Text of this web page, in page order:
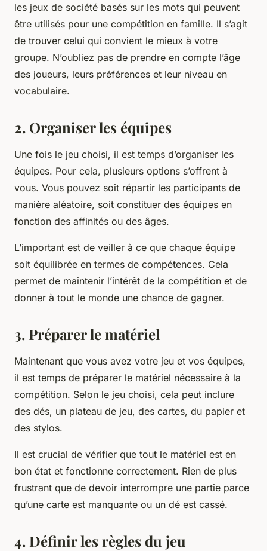
les jeux de société basés sur les mots qui peuvent
être utilisés pour une compétition en famille. Il s’agit
de trouver celui qui convient le mieux à votre
groupe. N’oubliez pas de prendre en compte l’âge
des joueurs, leurs préférences et leur niveau en
vocabulaire.
2. Organiser les équipes
Une fois le jeu choisi, il est temps d’organiser les
équipes. Pour cela, plusieurs options s’offrent à
vous. Vous pouvez soit répartir les participants de
manière aléatoire, soit constituer des équipes en
fonction des affinités ou des âges.
L’important est de veiller à ce que chaque équipe
soit équilibrée en termes de compétences. Cela
permet de maintenir l’intérêt de la compétition et de
donner à tout le monde une chance de gagner.
3. Préparer le matériel
Maintenant que vous avez votre jeu et vos équipes,
il est temps de préparer le matériel nécessaire à la
compétition. Selon le jeu choisi, cela peut inclure
des dés, un plateau de jeu, des cartes, du papier et
des stylos.
Il est crucial de vérifier que tout le matériel est en
bon état et fonctionne correctement. Rien de plus
frustrant que de devoir interrompre une partie parce
qu’une carte est manquante ou un dé est cassé.
4. Définir les règles du jeu